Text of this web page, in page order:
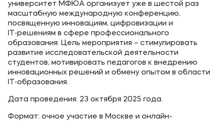
университет МФЮА организует уже в шестой раз
масштабную международную конференцию,
посвященную инновациям, цифровизации и
IT‑решениям в сфере профессионального
образования. Цель мероприятия – стимулировать
развитие исследовательской деятельности
студентов, мотивировать педагогов к внедрению
инновационных решений и обмену опытом в области
IT‑образования.
Дата проведения: 23 октября 2025 года.
Формат: очное участие в Москве и онлайн-